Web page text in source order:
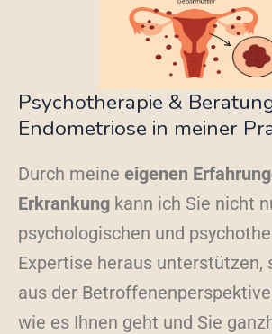
Psychotherapie &
Endometriose in meiner
Durch meine eigenen
Erkrankung kann ich Sie nicht
psychologischen und
Expertise heraus unterstützen,
aus der
wie es Ihnen geht und Sie